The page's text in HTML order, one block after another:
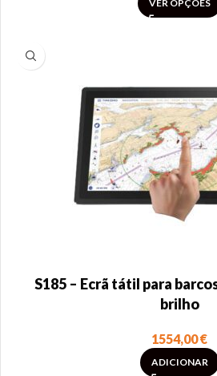
VER OPÇÕES
S185 – Ecrã tátil para
brilho
1554,00€
ADICIONAR